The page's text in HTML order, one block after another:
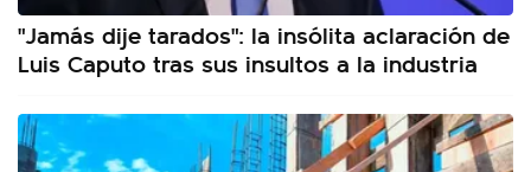
"Jamás dije tarados": la insólita aclaración de
Luis Caputo tras sus insultos a la industria